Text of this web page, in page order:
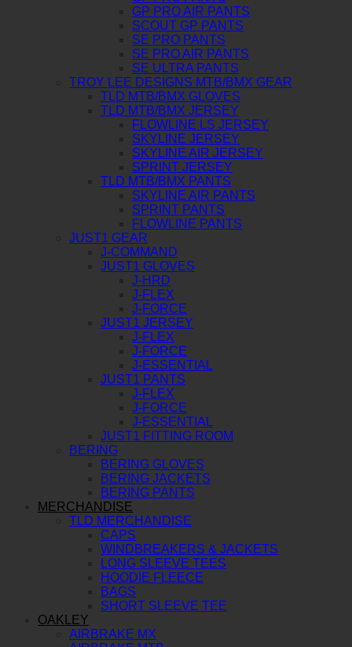
GP PRO AIR PANTS
SCOUT GP PANTS
SE PRO PANTS
SE PRO AIR PANTS
SE ULTRA PANTS
TROY LEE DESIGNS MTB/BMX GEAR
TLD MTB/BMX GLOVES
TLD MTB/BMX JERSEY
FLOWLINE LS JERSEY
SKYLINE JERSEY
SKYLINE AIR JERSEY
SPRINT JERSEY
TLD MTB/BMX PANTS
SKYLINE AIR PANTS
SPRINT PANTS
FLOWLINE PANTS
JUST1 GEAR
J-COMMAND
JUST1 GLOVES
J-HRD
J-FLEX
J-FORCE
JUST1 JERSEY
J-FLEX
J-FORCE
J-ESSENTIAL
JUST1 PANTS
J-FLEX
J-FORCE
J-ESSENTIAL
JUST1 FITTING ROOM
BERING
BERING GLOVES
BERING JACKETS
BERING PANTS
MERCHANDISE
TLD MERCHANDISE
CAPS
WINDBREAKERS & JACKETS
LONG SLEEVE TEES
HOODIE FLEECE
BAGS
SHORT SLEEVE TEE
OAKLEY
AIRBRAKE MX